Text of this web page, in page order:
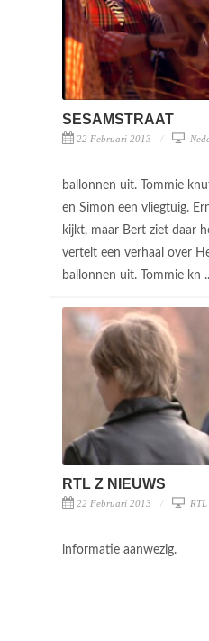
SESAMSTRAAT
22 Februari 2013
ballonnen uit. Tommie
en Simon een vliegtuig.
kijkt, maar Bert ziet daar
vertelt een verhaal over
ballonnen uit. Tommie kn
RTL Z NIEUWS
22 Februari 2013
informatie aanwezig.